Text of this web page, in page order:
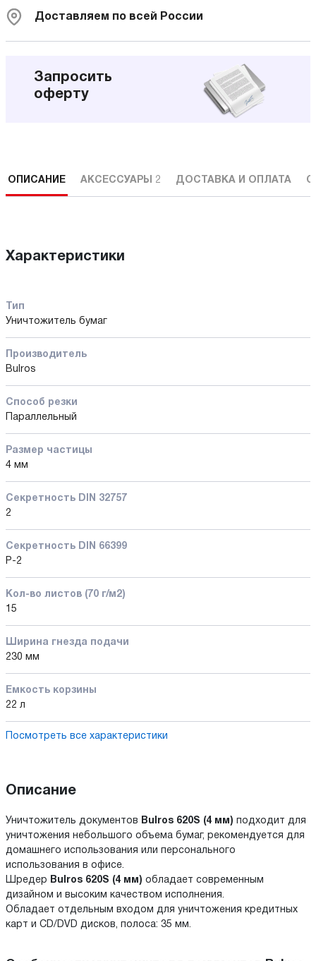
Доставляем по всей России
Запросить
оферту
ОПИСАНИЕ АКСЕССУАРЫ 2 ДОСТАВКА И ОПЛАТА
Характеристики
Тип
Уничтожитель бумаг
Производитель
Bulros
Способ резки
Параллельный
Размер частицы
4 мм
Секретность DIN 32757
2
Секретность DIN 66399
P-2
Кол-во листов (70 г/м2)
15
Ширина гнезда подачи
230 мм
Емкость корзины
22 л
Посмотреть все характеристики
Описание
Уничтожитель документов Bulros 620S (4 мм) подходит для
уничтожения небольшого объема бумаг, рекомендуется для
домашнего использования или персонального
использования в офисе.
Шредер Bulros 620S (4 мм) обладает современным
дизайном и высоким качеством исполнения.
Обладает отдельным входом для уничтожения кредитных
карт и CD/DVD дисков, полоса: 35 мм.